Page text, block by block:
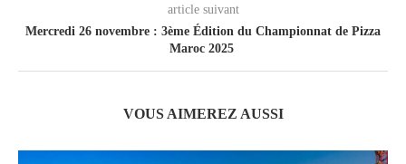
article suivant
Mercredi 26 novembre : 3ème Édition du Championnat de Pizza
Maroc 2025
VOUS AIMEREZ AUSSI